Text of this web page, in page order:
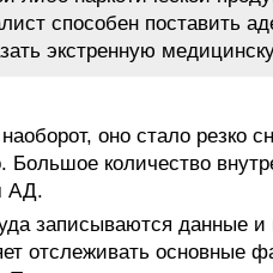
способен поставить
экстренную
оно стало резко
Большое количество
АД.
записываются данные
отслеживать основные